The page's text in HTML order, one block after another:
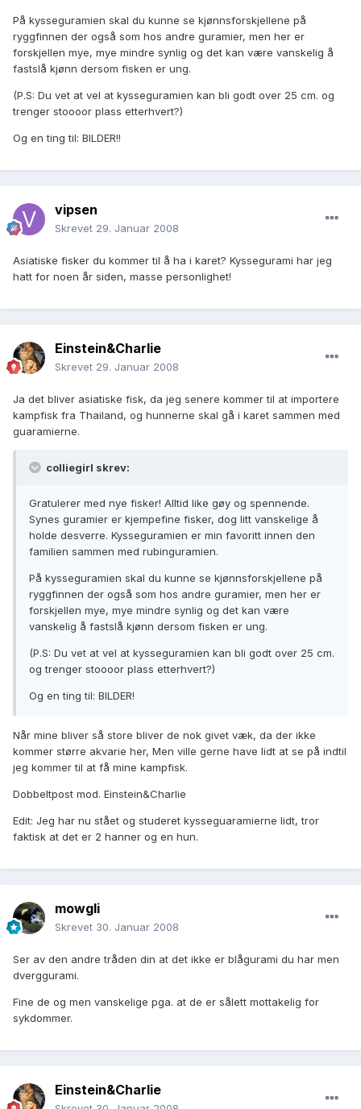
På kysseguramien skal du kunne se kjønnsforskjellene på
ryggfinnen der også som hos andre guramier, men her er
forskjellen mye, mye mindre synlig og det kan være vanskelig å
fastslå kjønn dersom fisken er ung.
(P.S: Du vet at vel at kysseguramien kan bli godt over 25 cm. og
trenger stoooor plass etterhvert?)
Og en ting til: BILDER!!
vipsen
Skrevet 29. Januar 2008
Asiatiske fisker du kommer til å ha i karet? Kyssegurami har jeg
hatt for noen år siden, masse personlighet!
Einstein&Charlie
Skrevet 29. Januar 2008
Ja det bliver asiatiske fisk, da jeg senere kommer til at importere
kampfisk fra Thailand, og hunnerne skal gå i karet sammen med
guaramierne.
colliegirl skrev:
Gratulerer med nye fisker! Alltid like gøy og spennende.
Synes guramier er kjempefine fisker, dog litt vanskelige å
holde desverre. Kysseguramien er min favoritt innen den
familien sammen med rubinguramien.
På kysseguramien skal du kunne se kjønnsforskjellene på
ryggfinnen der også som hos andre guramier, men her er
forskjellen mye, mye mindre synlig og det kan være
vanskelig å fastslå kjønn dersom fisken er ung.
(P.S: Du vet at vel at kysseguramien kan bli godt over 25 cm.
og trenger stoooor plass etterhvert?)
Og en ting til: BILDER!
Når mine bliver så store bliver de nok givet væk, da der ikke
kommer større akvarie her, Men ville gerne have lidt at se på indtil
jeg kommer til at få mine kampfisk.
Dobbeltpost mod. Einstein&Charlie
Edit: Jeg har nu stået og studeret kysseguaramierne lidt, tror
faktisk at det er 2 hanner og en hun.
mowgli
Skrevet 30. Januar 2008
Ser av den andre tråden din at det ikke er blågurami du har men
dverggurami.
Fine de og men vanskelige pga. at de er sålett mottakelig for
sykdommer.
Einstein&Charlie